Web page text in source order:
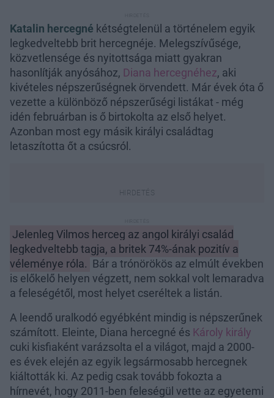
Katalin hercegné kétségtelenül a történelem egyik
legkedveltebb brit hercegnéje. Melegszívűsége,
közvetlensége és nyitottsága miatt gyakran
hasonlítják anyósához, Diana hercegnéhez, aki
kivételes népszerűségnek örvendett. Már évek óta ő
vezette a különböző népszerűségi listákat - még
idén februárban is ő birtokolta az első helyet.
Azonban most egy másik királyi családtag
letaszította őt a csúcsról.
Jelenleg Vilmos herceg az angol királyi család
legkedveltebb tagja, a britek 74%-ának pozitív a
véleménye róla. Bár a trónörökös az elmúlt években
is előkelő helyen végzett, nem sokkal volt lemaradva
a feleségétől, most helyet cseréltek a listán.
A leendő uralkodó egyébként mindig is népszerűnek
számított. Eleinte, Diana hercegné és Károly király
cuki kisfiaként varázsolta el a világot, majd a 2000-
es évek elején az egyik legsármosabb hercegnek
kiáltották ki. Az pedig csak tovább fokozta a
hírnevét, hogy 2011-ben feleségül vette az egyetemi